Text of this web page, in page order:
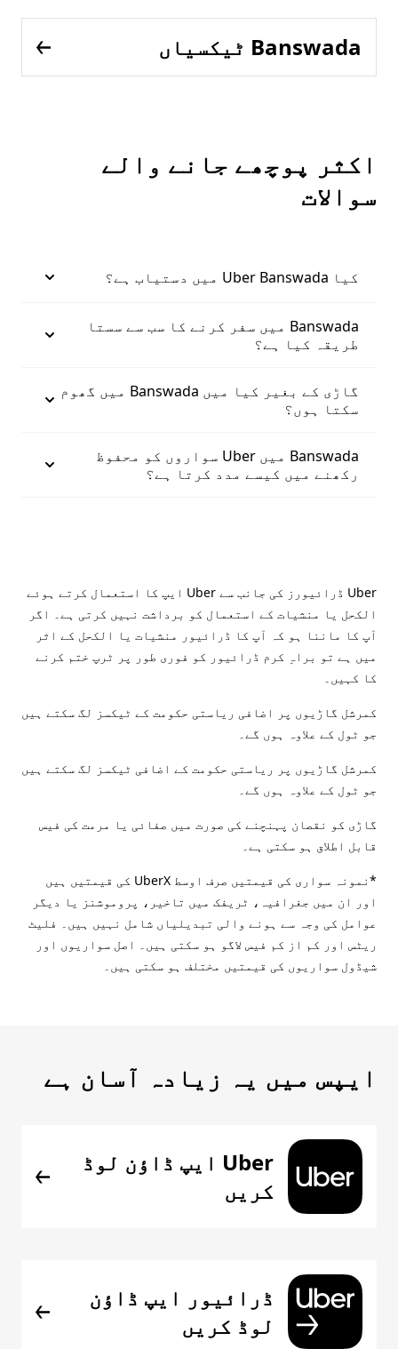
Banswada ٹیکسیاں
اکثر پوچھے جانے والے
سوالات
کیا Uber Banswada میں دستیاب ہے؟
Banswada میں سفر کرنے کا سب سے سستا
طریقہ کیا ہے؟
گاڑی کے بغیر کیا میں Banswada میں گھوم
سکتا ہوں؟
Banswada میں Uber سواروں کو محفوظ
رکھنے میں کیسے مدد کرتا ہے؟
Uber ڈرائیورز کی جانب سے Uber ایپ کا استعمال کرتے ہوئے
الکحل یا منشیات کے استعمال کو برداشت نہیں کرتی ہے۔ اگر
آپ کا ماننا ہو کہ آپ کا ڈرائیور منشیات یا الکحل کے اثر
میں ہے تو براہِ کرم ڈرائیور کو فوری طور پر ٹرپ ختم کرنے
کا کہیں۔
کمرشل گاڑیوں پر اضافی ریاستی حکومت کے ٹیکسز لگ سکتے ہیں
جو ٹول کے علاوہ ہوں گے۔
کمرشل گاڑیوں پر ریاستی حکومت کے اضافی ٹیکسز لگ سکتے ہیں
جو ٹول کے علاوہ ہوں گے۔
گاڑی کو نقصان پہنچنے کی صورت میں صفائی یا مرمت کی فیس
قابل اطلاق ہو سکتی ہے۔
*نمونہ سواری کی قیمتیں صرف اوسط UberX کی قیمتیں ہیں
اور ان میں جغرافیہ، ٹریفک میں تاخیر، پروموشنز یا دیگر
عوامل کی وجہ سے ہونے والی تبدیلیاں شامل نہیں ہیں۔ فلیٹ
ریٹس اور کم از کم فیس لاگو ہو سکتی ہیں۔ اصل سواریوں اور
شیڈول سواریوں کی قیمتیں مختلف ہو سکتی ہیں۔
ایپس میں یہ زیادہ آسان ہے
Uber ایپ ڈاؤن لوڈ
کریں
ڈرائیور ایپ ڈاؤن
لوڈ کریں